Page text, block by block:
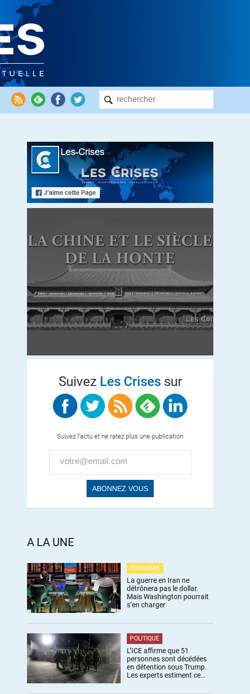
Suivez Les Crisessur
Suivez l'actu et ne ratez plus une publication
A LA UNE
ÉCONOMIE
La guerre en Iran ne
détrônera pas le dollar.
Mais Washington pourrait
s’en charger
POLITIQUE
L’ICE affirme que 51
personnes sont décédées
en détention sous Trump.
Les experts estiment ce